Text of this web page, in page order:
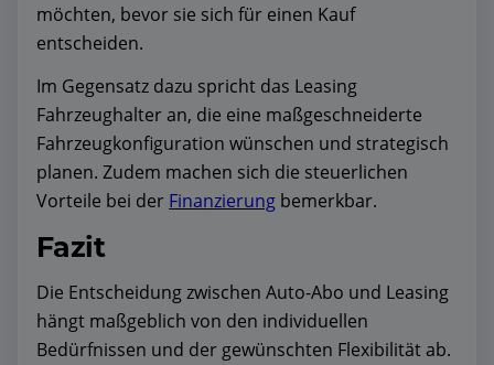
möchten, bevor sie sich für einen Kauf
entscheiden.
Im Gegensatz dazu spricht das Leasing
Fahrzeughalter an, die eine maßgeschneiderte
Fahrzeugkonfiguration wünschen und strategisch
planen. Zudem machen sich die steuerlichen
Vorteile bei der Finanzierung bemerkbar.
Fazit
Die Entscheidung zwischen Auto-Abo und Leasing
hängt maßgeblich von den individuellen
Bedürfnissen und der gewünschten Flexibilität ab.